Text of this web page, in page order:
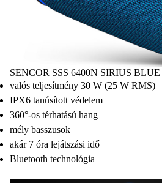
SENCOR SSS 6400N SIRIUS BLUE
valós teljesítmény 30 W (25 W RMS)
IPX6 tanúsított védelem
360°-os térhatású hang
mély basszusok
akár 7 óra lejátszási idő
Bluetooth technológia